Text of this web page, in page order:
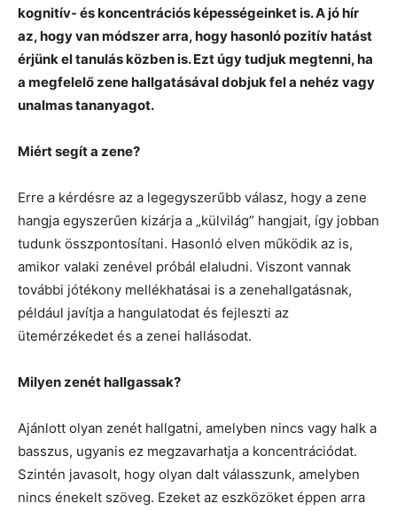
kognitív- és koncentrációs képességeinket is. A jó hír
az, hogy van módszer arra, hogy hasonló pozitív hatást
érjünk el tanulás közben is. Ezt úgy tudjuk megtenni, ha
a megfelelő zene hallgatásával dobjuk fel a nehéz vagy
unalmas tananyagot.
Miért segít a zene?
Erre a kérdésre az a legegyszerűbb válasz, hogy a zene
hangja egyszerűen kizárja a „külvilág” hangjait, így jobban
tudunk összpontosítani. Hasonló elven működik az is,
amikor valaki zenével próbál elaludni. Viszont vannak
további jótékony mellékhatásai is a zenehallgatásnak,
például javítja a hangulatodat és fejleszti az
ütemérzékedet és a zenei hallásodat.
Milyen zenét hallgassak?
Ajánlott olyan zenét hallgatni, amelyben nincs vagy halk a
basszus, ugyanis ez megzavarhatja a koncentrációdat.
Szintén javasolt, hogy olyan dalt válasszunk, amelyben
nincs énekelt szöveg. Ezeket az eszközöket éppen arra